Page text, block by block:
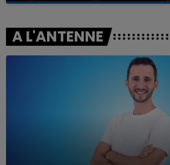
A L'ANTENNE